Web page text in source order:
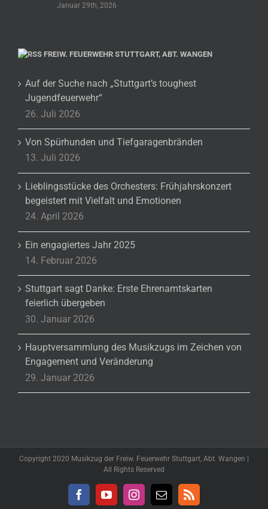
Januar 29th, 2026
FREIW. FEUERWEHR STUTTGART, ABT. WANGEN
Auf der Suche nach „Stuttgart’s toughest
Jugendfeuerwehr“
26. Juli 2026
Von Spürhunden und Tiefgaragenbränden
13. Juli 2026
Lieblingsstücke des Orchesters: Frühjahrskonzert
begeistert mit Vielfalt und Emotionen
24. April 2026
Ein engagiertes Jahr 2025
14. Februar 2026
Stuttgart sagt Danke: Erste Ehrenamtskarten
feierlich übergeben
30. Januar 2026
Hauptversammlung des Musikzugs im Zeichen von
Engagement und Veränderung
29. Januar 2026
Copyright 2020 Musikzug der Freiw. Feuerwehr Stuttgart, Abt. Wangen |
All Rights Reserved
FacebookYouTubeInstagram
E-
Rss